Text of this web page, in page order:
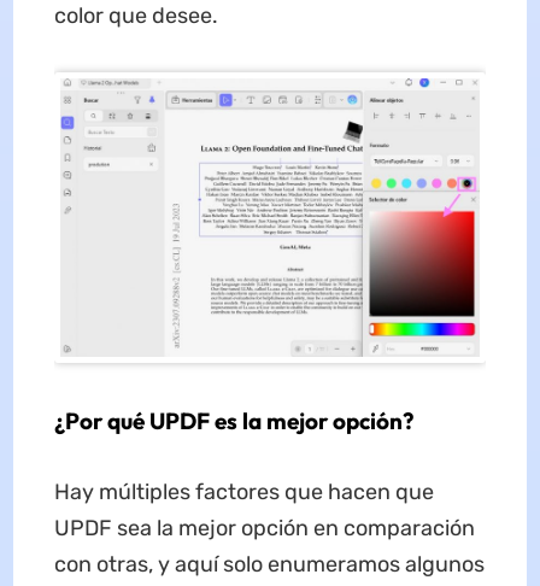
color que desee.
¿Por qué UPDF es la mejor opción?
Hay múltiples factores que hacen que
UPDF sea la mejor opción en comparación
con otras, y aquí solo enumeramos algunos